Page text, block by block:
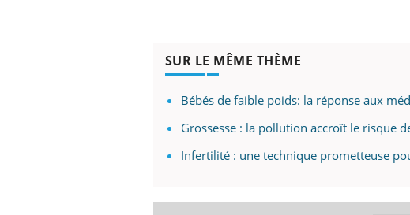
SUR LE MÊME THÈME
Bébés de faible poids: la réponse aux
Grossesse : la pollution accroît le risque
Infertilité : une technique prometteuse